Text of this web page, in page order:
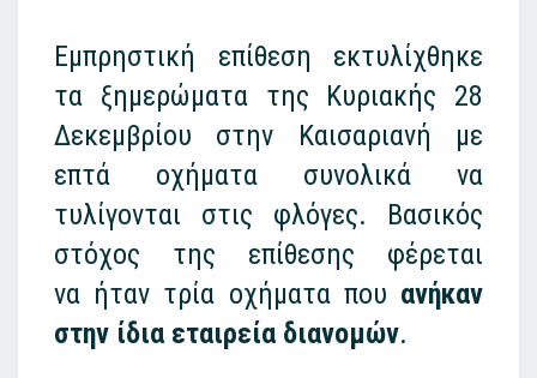
Εμπρηστική επίθεση εκτυλίχθηκε
τα ξημερώματα της Κυριακής 28
Δεκεμβρίου στην Καισαριανή με
επτά οχήματα συνολικά να
τυλίγονται στις φλόγες. Βασικός
στόχος της επίθεσης φέρεται
να ήταν τρία οχήματα που ανήκαν
στην ίδια εταιρεία διανομών.